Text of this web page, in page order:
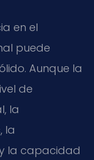
en el
puede
Aunque la
de
la
la
la capacidad